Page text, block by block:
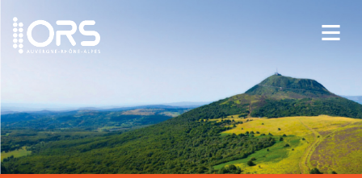
ORS Auvergne-Rhône-Alpes
Publications
Documentation / Veille